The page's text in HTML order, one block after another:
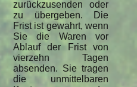
zurückzusenden oder
zu übergeben. Die
Frist ist gewahrt, wenn
Sie die Waren vor
Ablauf der Frist von
vierzehn Tagen
absenden. Sie tragen
die unmittelbaren